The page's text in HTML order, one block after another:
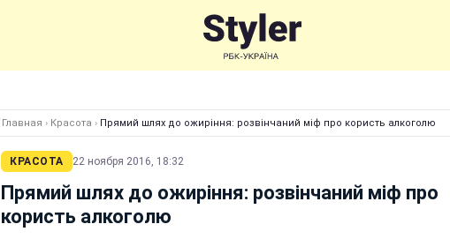
Главная › Красота › Прямий шлях до ожиріння: розвінчаний міф про користь алкоголю
КРАСОТА 22 ноября 2016, 18:32
Прямий шлях до ожиріння: розвінчаний міф про
користь алкоголю